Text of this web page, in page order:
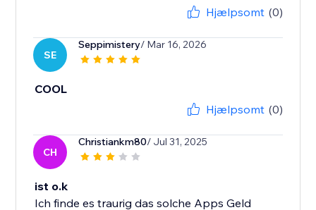
Hjælpsomt (0)
SE
Seppimistery/ Mar 16, 2026
COOL
Hjælpsomt (0)
CH
Christiankm80/ Jul 31, 2025
ist o.k
Ich finde es traurig das solche Apps Geld